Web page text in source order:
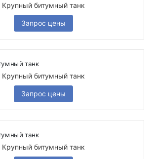
Крупный битумный танк
Запрос цены
Крупный битумный танк
Запрос цены
Крупный битумный танк